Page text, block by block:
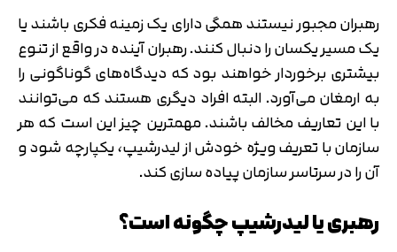
رهبران مجبور نیستند همگی دارای یک زمینه فکری باشند یا
یک مسیر یکسان را دنبال کنند. رهبران آینده در واقع از تنوع
بیشتری برخوردار خواهند بود که دیدگاه‌های گوناگونی را
به ارمغان می‌آورد. البته افراد دیگری هستند که می‌توانند
با این تعاریف مخالف باشند. مهمترین چیز این است که هر
سازمان با تعریف ویژه خودش از لیدرشیپ، یکپارچه شود و
آن را در سرتاسر سازمان پیاده سازی کند.
رهبری یا لیدرشیپ چگونه است؟